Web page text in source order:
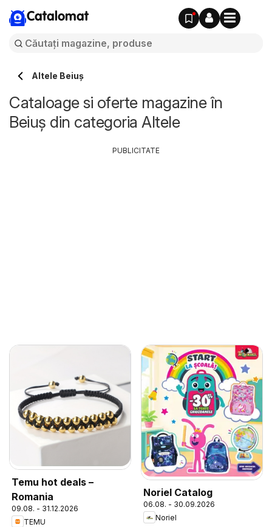
Catalomat
Altele Beiuș
Cataloage si oferte magazine în
Beiuș din categoria Altele
Temu hot deals –
Romania
09.08. - 31.12.2026
TEMU
Noriel Catalog
06.08. - 30.09.2026
Noriel
PUBLICITATE